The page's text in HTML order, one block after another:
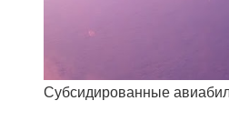
Субсидированные